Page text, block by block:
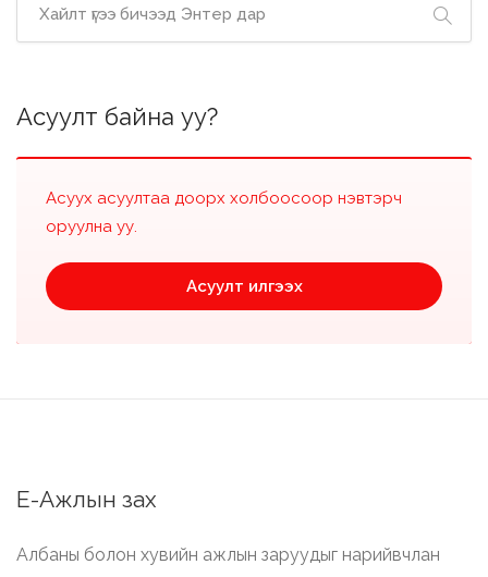
Асуулт байна уу?
Асуух асуултаа доорх холбоосоор нэвтэрч
оруулна уу.
Асуулт илгээх
Е-Ажлын зах
Албаны болон хувийн ажлын заруудыг нарийвчлан